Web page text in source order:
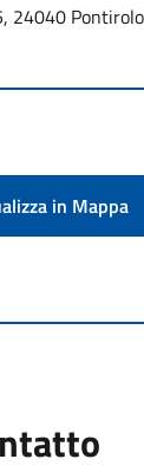
24040
in Mappa